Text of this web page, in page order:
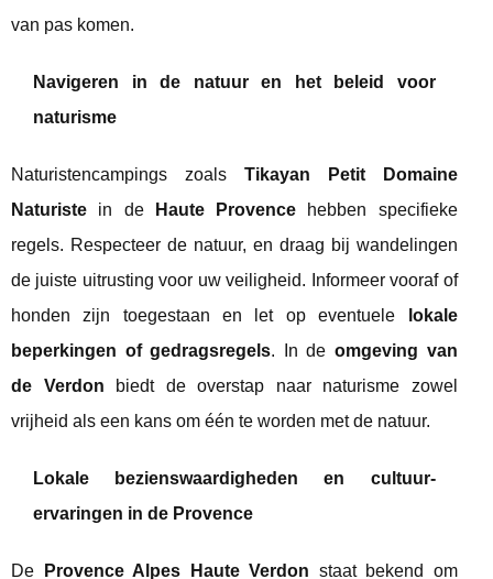
van pas komen.
Navigeren in de natuur en het beleid voor
naturisme
Naturistencampings zoals Tikayan Petit Domaine
Naturiste in de Haute Provence hebben specifieke
regels. Respecteer de natuur, en draag bij wandelingen
de juiste uitrusting voor uw veiligheid. Informeer vooraf of
honden zijn toegestaan en let op eventuele
lokale
beperkingen of gedragsregels. In de omgeving van
de Verdon biedt de overstap naar naturisme zowel
vrijheid als een kans om één te worden met de natuur.
Lokale bezienswaardigheden en cultuur-
ervaringen in de Provence
De Provence Alpes Haute Verdon staat bekend om